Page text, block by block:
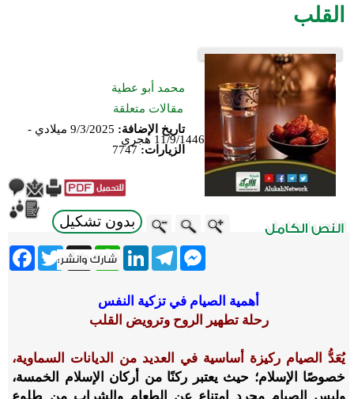
القلب
محمد أبو عطية
مقالات متعلقة
تاريخ الإضافة:
9/3/2025 ميلادي -
11/9/1446 هجري
الزيارات: 7747
بدون تشكيل
Twitter X
WhatsApp
LinkedInTelegram
Messenger
أهمية الصيام في تزكية النفس
رحلة تطهير الروح وترويض القلب
يُعَدُّ الصيام ركيزة أساسية في العديد من الديانات السماوية،
خصوصًا الإسلام؛ حيث يعتبر ركنًا من أركان الإسلام الخمسة،